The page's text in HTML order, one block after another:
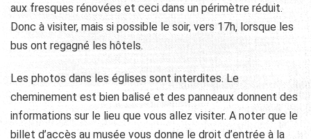
aux fresques rénovées et ceci dans un périmètre réduit.
Donc à visiter, mais si possible le soir, vers 17h, lorsque les
bus ont regagné les hôtels.
Les photos dans les églises sont interdites. Le
cheminement est bien balisé et des panneaux donnent des
informations sur le lieu que vous allez visiter. A noter que le
billet d’accès au musée vous donne le droit d’entrée à la